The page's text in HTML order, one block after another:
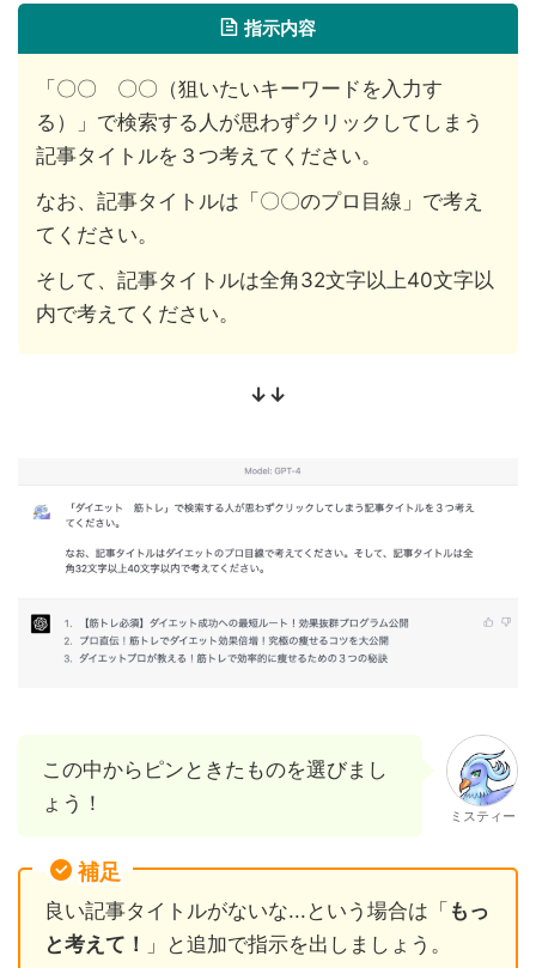
指示内容
「〇〇 〇〇（狙いたいキーワードを入力す
る）」で検索する人が思わずクリックしてしまう
記事タイトルを３つ考えてください。
なお、記事タイトルは「〇〇のプロ目線」で考え
てください。
そして、記事タイトルは全角32文字以上40文字以
内で考えてください。
↓↓
この中からピンときたものを選びまし
ょう！
ミスティー
補足
良い記事タイトルがないな...という場合は「 もっ
と考えて！
」と追加で指示を出しましょう。